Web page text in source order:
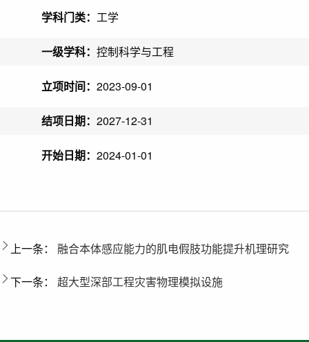
学科门类： 工学
一级学科： 控制科学与工程
立项时间： 2023-09-01
结项日期： 2027-12-31
开始日期： 2024-01-01
上一条： 融合本体感应能力的肌电假肢功能提升机理研究
下一条： 超大型深部工程灾害物理模拟设施